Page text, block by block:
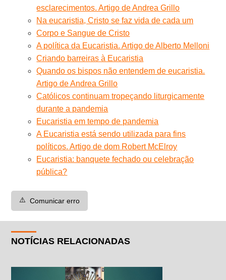
esclarecimentos. Artigo de Andrea Grillo
Na eucaristia, Cristo se faz vida de cada um
Corpo e Sangue de Cristo
A política da Eucaristia. Artigo de Alberto Melloni
Criando barreiras à Eucaristia
Quando os bispos não entendem de eucaristia.
Artigo de Andrea Grillo
Católicos continuam tropeçando liturgicamente
durante a pandemia
Eucaristia em tempo de pandemia
A Eucaristia está sendo utilizada para fins
políticos. Artigo de dom Robert McElroy
Eucaristia: banquete fechado ou celebração
pública?
⚠️ Comunicar erro
NOTÍCIAS RELACIONADAS